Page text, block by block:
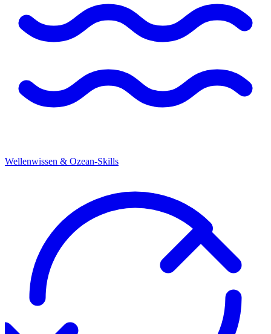
Wellenwissen & Ozean-Skills